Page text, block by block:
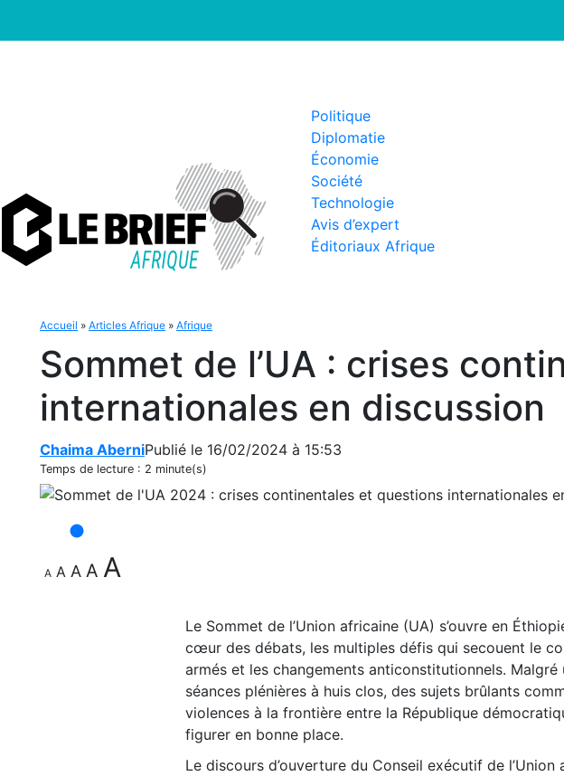
Politique
Diplomatie
Économie
Société
Technologie
Avis d’expert
Éditoriaux Afrique
Accueil » Articles Afrique » Afrique
Sommet de l’UA : crises
internationales en discussion
Chaima AberniPublié le 16/02/2024 à 15:53
Temps de lecture : 2 minute(s)
A A A A A
Le Sommet de l’Union africaine (UA) s’ouvre en
cœur des débats, les multiples défis qui secouent le
armés et les changements anticonstitutionnels.
séances plénières à huis clos, des sujets brûlants
violences à la frontière entre la République
figurer en bonne place.
Le discours d’ouverture du Conseil exécutif de